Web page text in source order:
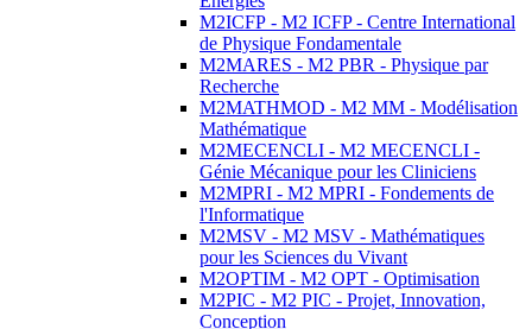
M2ICFP - M2 ICFP - Centre International
de Physique Fondamentale
M2MARES - M2 PBR - Physique par
Recherche
M2MATHMOD - M2 MM - Modélisation
Mathématique
M2MECENCLI - M2 MECENCLI -
Génie Mécanique pour les Cliniciens
M2MPRI - M2 MPRI - Fondements de
l'Informatique
M2MSV - M2 MSV - Mathématiques
pour les Sciences du Vivant
M2OPTIM - M2 OPT - Optimisation
M2PIC - M2 PIC - Projet, Innovation,
Conception